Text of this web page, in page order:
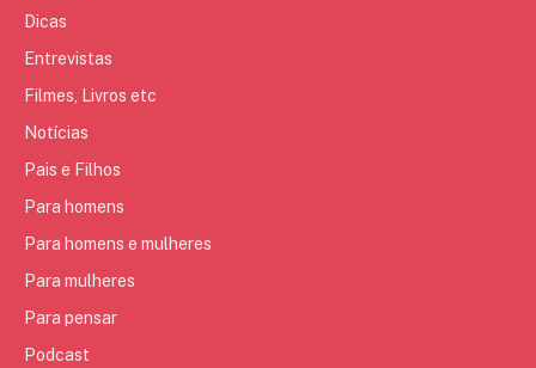
Dicas
Entrevistas
Filmes, Livros etc
Notícias
Pais e Filhos
Para homens
Para homens e mulheres
Para mulheres
Para pensar
Podcast